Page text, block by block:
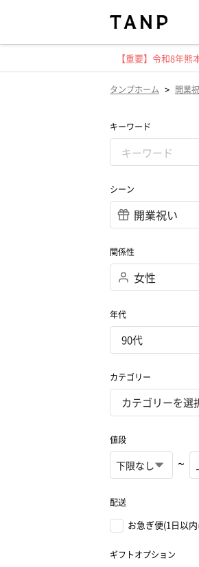
【重要】令和8年
タンプホーム > 開業
キーワード
シーン
関係性
年代
カテゴリー
値段
~
配送
お急ぎ便(1日以
ギフトオプション